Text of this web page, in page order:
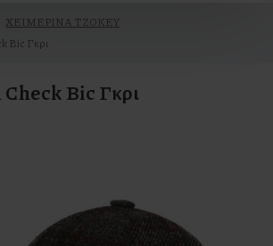
ΧΕΙΜΕΡΙΝΑ ΤΖΟΚΕΥ
Bic Γκρι
Bic Γκρι